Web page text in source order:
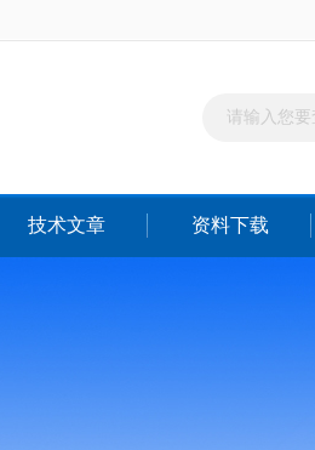
技术文章 资料下载